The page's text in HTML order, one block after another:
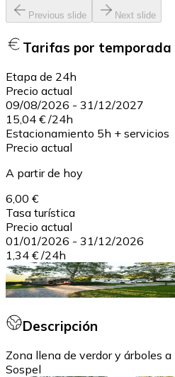
Previous slide Next slide
Tarifas por temporada
Etapa de 24h
Precio actual
09/08/2026 - 31/12/2027
15,04 € /24h
Estacionamiento 5h + servicios
Precio actual
A partir de hoy
6,00 €
Tasa turística
Precio actual
01/01/2026 - 31/12/2026
1,34 € /24h
Descripción
Zona llena de verdor y árboles
Sospel